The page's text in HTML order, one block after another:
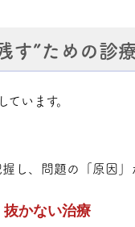
す”ための診
います。
し、問題の「原因」
かない治療